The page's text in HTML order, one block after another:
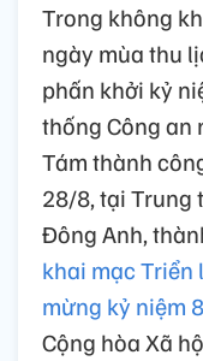
Trong không
ngày mùa thu
phấn khởi kỷ
thống Công an
Tám thành
28/8, tại Trung
Đông Anh,
khai mạc
mừng kỷ niệm
Cộng hòa Xã